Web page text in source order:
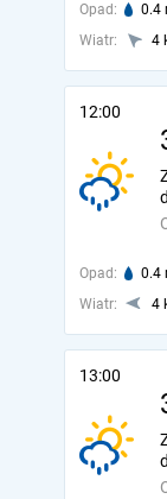
Opad: 0.4
Wiatr:
4
12:00
Opad: 0.4
Wiatr:
4
13:00